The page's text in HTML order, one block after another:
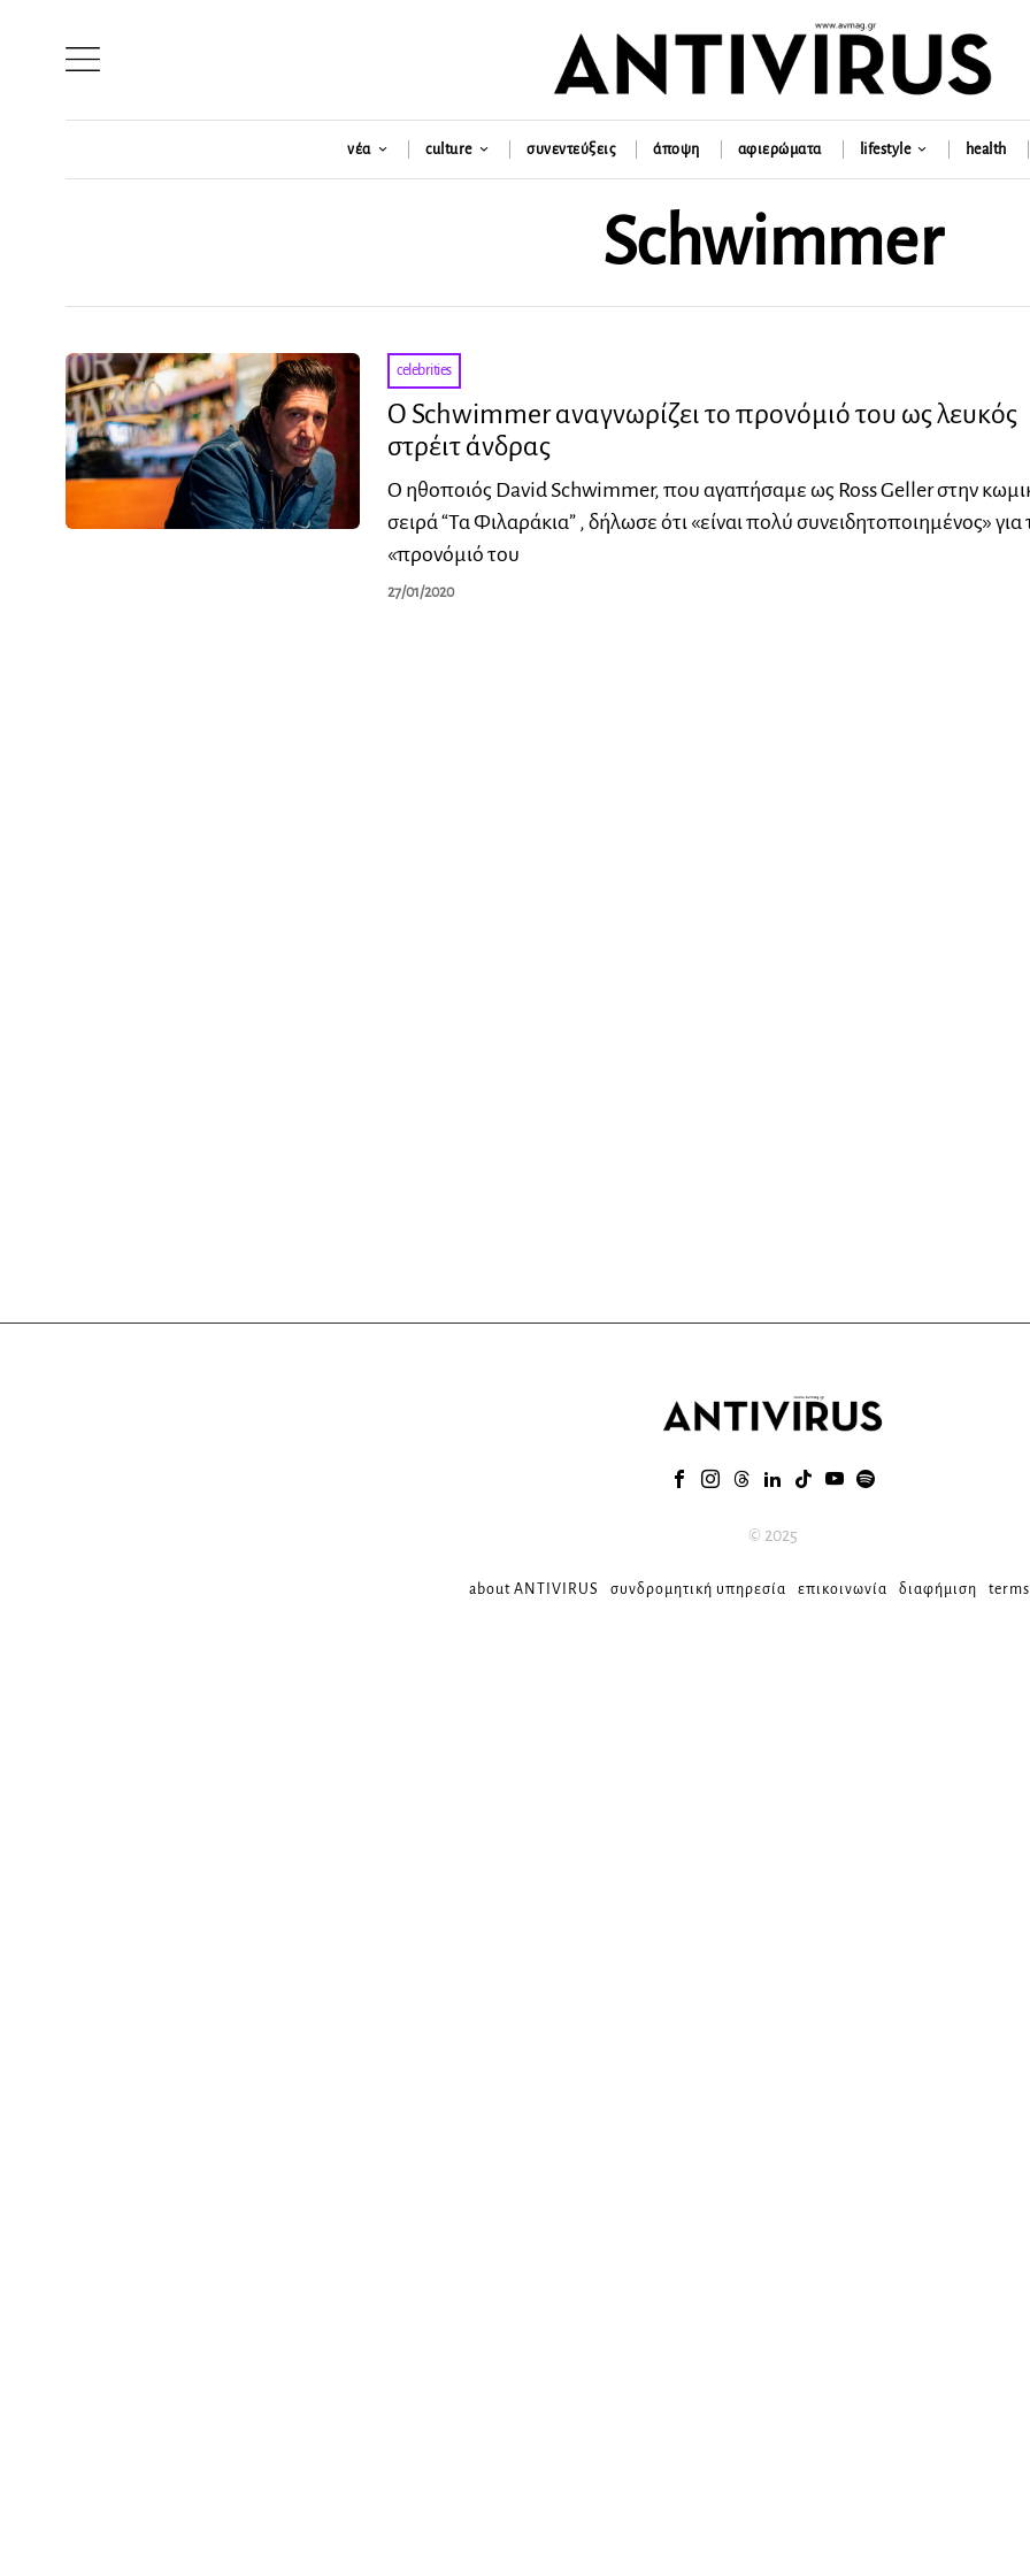
νέα culture συνεντεύξεις άποψη αφιερώματα lifestyle health
Schwimmer
celebrities
O Schwimmer αναγνωρίζει το προνόμιό του ως λευκός
στρέιτ άνδρας
Ο ηθοποιός David Schwimmer, που αγαπήσαμε ως Ross Geller στην
σειρά “Τα Φιλαράκια” , δήλωσε ότι «είναι πολύ συνειδητοποιημένος» για
«προνόμιό του
27/01/2020
© 2025
about ANTIVIRUS συνδρομητική υπηρεσία επικοινωνία διαφήμιση